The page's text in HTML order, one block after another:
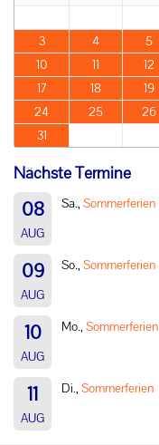
3
4 5
10
11 12
17
18 19
24
25 26
31
Nächste Termine
08
AUG
Sa., Sommerferien
09
AUG
So., Sommerferien
10
AUG
Mo., Sommerferien
11
AUG
Di., Sommerferien